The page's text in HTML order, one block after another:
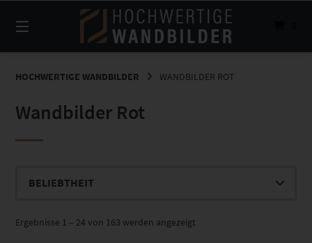
zum
Inhalt
HOCHWERTIGE WANDBILDER WANDBILDER ROT
Wandbilder Rot
Ergebnisse 1 – 24 von 163 werden angezeigt